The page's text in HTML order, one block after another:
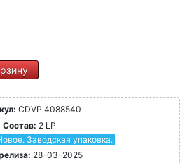
CDVP 4088540
Состав: 2 LP
Заводская упаковка.
28-03-2025